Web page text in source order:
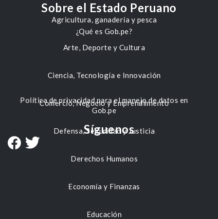
Agricultura, ganadería y pesca
Arte, Deporte y Cultura
Ciencia, Tecnología e Innovación
Comercio, Negocio y Emprendimiento
Defensa, Seguridad y Justicia
Derechos Humanos
Economía y Finanzas
Educación
Sobre el Estado Peruano
¿Qué es Gob.pe?
Política de privacidad para el manejo de datos en
Gob.pe
Síguenos